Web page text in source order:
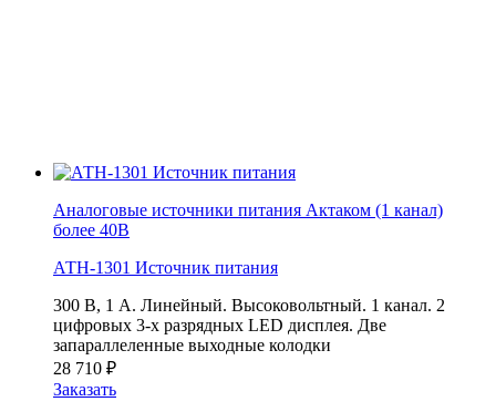
Аналоговые источники питания Актаком (1 канал)
более 40В
АТН-1301 Источник питания
300 В, 1 А. Линейный. Высоковольтный. 1 канал. 2
цифровых 3-х разрядных LED дисплея. Две
запараллеленные выходные колодки
28 710 ₽
Заказать